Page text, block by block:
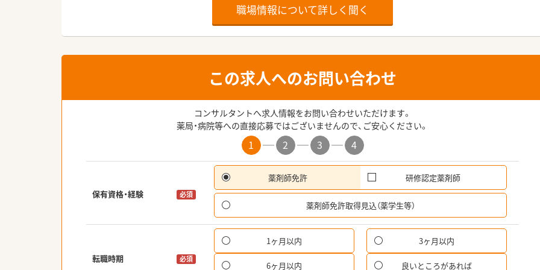
職場情報について詳しく聞く
この求人へのお問い合わせ
コンサルタントへ求人情報をお問い合わせいただけます。
薬局・病院等への直接応募ではございませんので、ご安心ください。
1 2 3 4
保有資格・経験 必須
薬剤師免許 研修認定薬剤師
薬剤師免許取得見込（薬学生等）
転職時期 必須
1ヶ月以内 3ヶ月以内
6ヶ月以内 良いところがあれば